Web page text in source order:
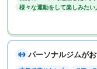
様々な運動をして楽しみたい
パーソナルジムが